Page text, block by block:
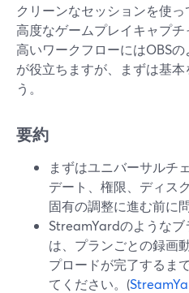
クリーンなセッションを使っ
高度なゲームプレイキャプ
高いワークフローにはOBS
が役立ちますが、まずは基
う。
要約
まずはユニバーサルチ
デート、権限、ディス
固有の調整に進む前に
StreamYardのような
は、プランごとの録画
プロードが完了するま
てください。(